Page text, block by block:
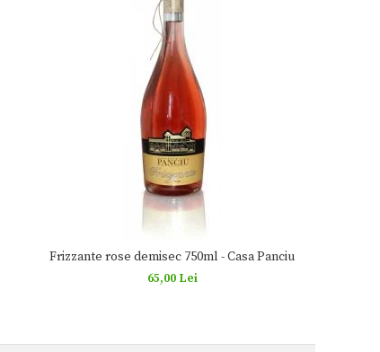
Frizzante rose demisec 750ml - Casa Panciu
65,00 Lei